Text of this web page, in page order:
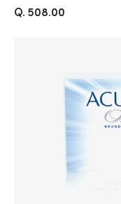
Q. 508.00